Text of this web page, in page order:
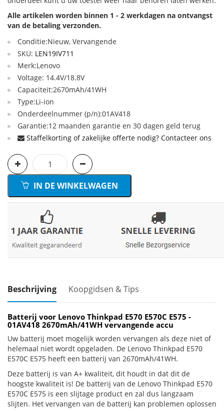
Alle artikelen worden binnen 1 - 2 werkdagen na ontvangst
van de betaling verzonden.
Conditie:Nieuw, Vervangende
SKU: LEN19IV711
Merk:Lenovo
Voltage: 14.4V/18.8V
Capaciteit:2670mAh/41WH
Type:Li-ion
Onderdeelnummer (p/n):01AV418
Garantie:12 maanden garantie en 30 dagen geld terug
Staffelkorting of zakelijke offerte nodig? Contacteer ons
IN DE WINKELWAGEN
Beschrijving Koopgidsen & Tips
Batterij voor Lenovo Thinkpad E570 E570C E575 -
01AV418 2670mAh/41WH vervangende accu
Uw batterij moet mogelijk worden vervangen als deze niet of
helemaal niet wordt opgeladen. De Lenovo Thinkpad E570
E570C E575 heeft een batterij van 2670mAh/41WH.
Deze batterij is van A+ kwaliteit, dit houdt in dat dit de
hoogste kwaliteit is! De batterij van de Lenovo Thinkpad E570
E570C E575 is een slijtage product en zal dus langzaam
slijten. Het vervangen van de batterij kan problemen oplossen